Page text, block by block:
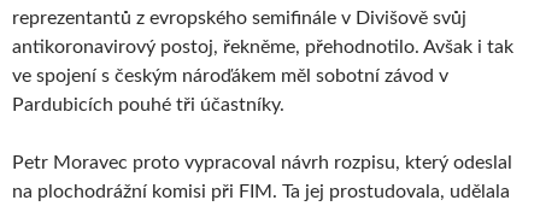
reprezentantů z evropského semifinále v Divišově svůj
antikoronavirový postoj, řekněme, přehodnotilo. Avšak i tak
ve spojení s českým nároďákem měl sobotní závod v
Pardubicích pouhé tři účastníky.
Petr Moravec proto vypracoval návrh rozpisu, který odeslal
na plochodrážní komisi při FIM. Ta jej prostudovala, udělala